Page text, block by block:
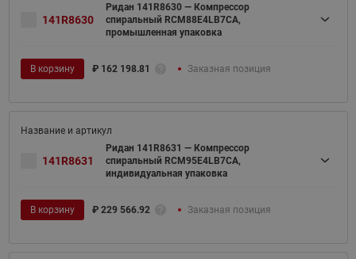
141R8630
Ридан 141R8630 — Компрессор
спиральный RCM88E4LB7CA,
промышленная упаковка
В корзину ₽ 162 198.81 Заказная позиция
141R8631
Ридан 141R8631 — Компрессор
спиральный RCM95E4LB7CA,
индивидуальная упаковка
В корзину ₽ 229 566.92 Заказная позиция